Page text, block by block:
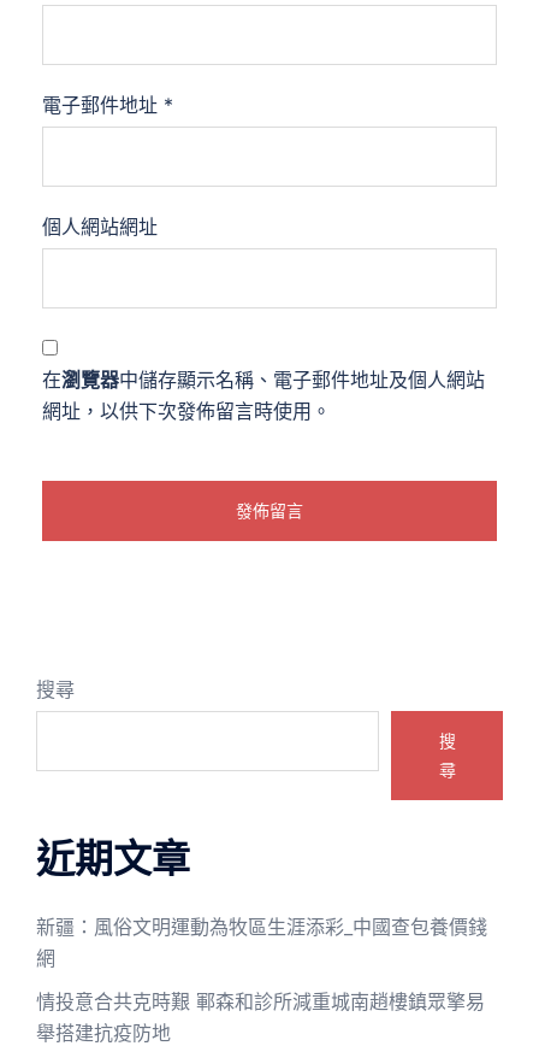
電子郵件地址 *
個人網站網址
在瀏覽器中儲存顯示名稱、電子郵件地址及個人網站
網址，以供下次發佈留言時使用。
搜尋
搜
尋
近期文章
新疆：風俗文明運動為牧區生涯添彩_中國查包養價錢
網
情投意合共克時艱 鄆森和診所減重城南趙樓鎮眾擎易
舉搭建抗疫防地